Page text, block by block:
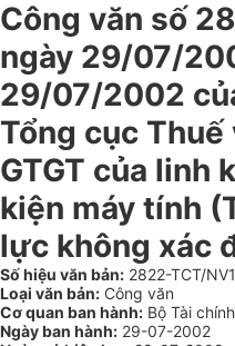
Công văn số
ngày 29/07/
29/07/2002
Tổng cục
GTGT của linh
kiện máy tính
lực không xác
Số hiệu văn bản: 2822-TCT/NV1
Loại văn bản: Công văn
Cơ quan ban hành: Bộ Tài
Ngày ban hành: 29-07-2002